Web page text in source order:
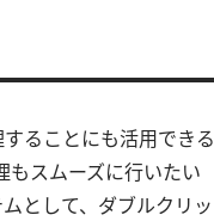
ることにも活用できる
もスムーズに行いたい
として、ダブルクリッ